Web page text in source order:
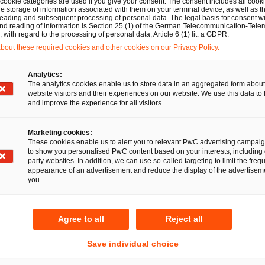
und gesellschaftliche Verantwortung Themen, die
Für verschiedenste komplexe Aufgabenbereiche
beraten wir sie ganzheitlich und in enger
und Finanzexpert:innen von PwC und unserem
Ob weltweit agierendes Unternehmen,
jedem Mandanten steht bei uns ein persönlicher
Belangen verantwortungsvoll
wirtschaftlichen Erfolg langfristig zu sichern.
Rechtsanwält:innen an 18 Standorten. Integrierte
dabei, Vertrauen aufzubauen und sich neu zu
365.000 Mitarbeitende in 136 Ländern täglich
Chancen und Wettbewerbsvorteile. Mit modernsten
in den Bereichen Wirtschaftsprüfung, Steuern, Recht
storage of information associated with them on your terminal device, as well as
and subsequent processing of personal data. The legal basis for consent
reading of information is Section 25 (1) of the German Telecommunication-
with regard to the processing of personal data, Article 6 (1) lit. a GDPR.
these required cookies and other cookies on our Privacy Policy.
Analytics:
The analytics cookies enable us to store data in an aggregated form
website visitors and their experiences on our website. We use this data to
and improve the experience for all visitors.
Marketing cookies:
These cookies enable us to alert you to relevant PwC advertising
to show you personalised PwC content based on your interests, including
party websites. In addition, we can use so-called targeting to limit the
appearance of an advertisement and reduce the display of the
you.
Agree to all Reject all
Save individual choice